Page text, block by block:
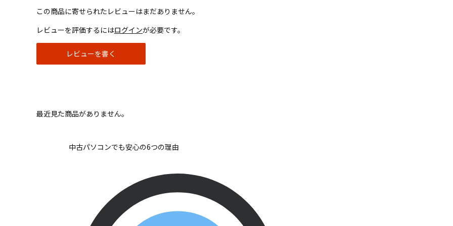
この商品に寄せられたレビューはまだありません。
レビューを評価するにはログインが必要です。
レビューを書く
最近見た商品がありません。
中古パソコンでも安心の6つの理由